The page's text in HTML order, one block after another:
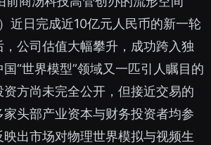
近日完成近10亿元人民币的新一轮
公司估值大幅攀升，成功跨入独
“世界模型”领域又一匹引人瞩目的
方尚未完全公开，但接近交易的
头部产业资本与财务投资者均参
出市场对物理世界模拟与视频生